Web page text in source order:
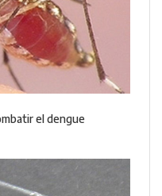
el dengue